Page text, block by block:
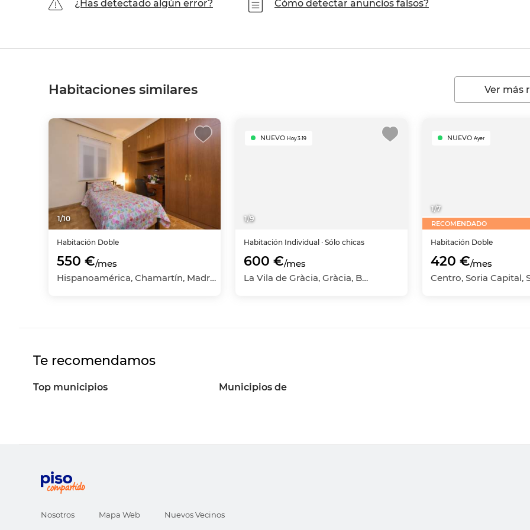
¿Has detectado algún error? Cómo detectar anuncios falsos?
Habitaciones similares Ver más
1/10
Habitación Doble
550 €/mes
Hispanoamérica, Chamartín, Madrid Capital, Madrid
1/9
NUEVO Hoy 3:19
Habitación Individual · Sólo chicas
600 €/mes
La Vila de Gràcia, Gràcia, Barcelona Capital, Barcelona
1/7
NUEVO Ayer
RECOMENDADO
Habitación Doble
420 €/mes
Centro, Soria Capital,
Te recomendamos
Top municipios Municipios de
Nosotros Mapa Web Nuevos Vecinos